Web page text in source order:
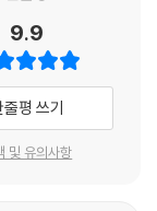
는 10부작 드라마
영화 제작에 집중했
탄생부터 삶과 죽음,
9.9
줄평 쓰기
및 유의사항